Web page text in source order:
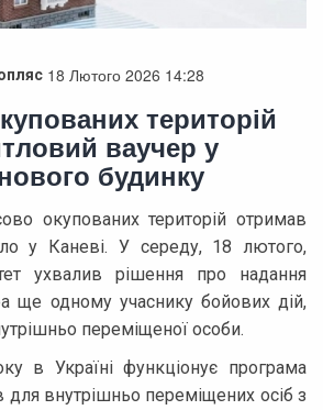
18 Лютого 2026 14:28
територій
ваучер у
будинку
окупованих територій отримав
у Каневі. У середу, 18 лютого,
ухвалив рішення про надання
ще одному учаснику бойових дій,
переміщеної особи.
в Україні функціонує програма
для внутрішньо переміщених осіб з